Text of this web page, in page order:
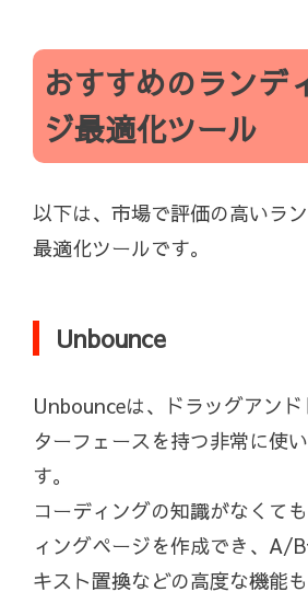
おすすめのランデ
ジ最適化ツール
以下は、市場で評価の高いラ
最適化ツールです。
Unbounce
Unbounceは、ドラッグアン
ターフェースを持つ非常に使
す。
コーディングの知識がなくて
ィングページを作成でき、A/
キスト置換などの高度な機能